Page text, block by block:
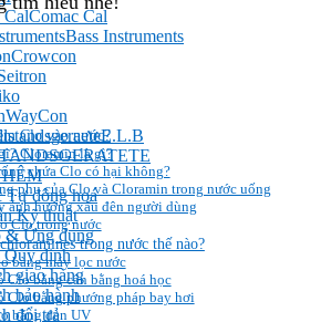
Comac Cal
Bass Instruments
Crowcon
WayCon
E.L.B
Tự đông hoá
Kỹ thuật
& Ứng dụng
định
giao hàng
bảo hành
đổi trả
Clo vào nước?
Cloramin là gì?
chứa Clo có hại không?
phụ của Clo và Cloramin trong nước uống
ảnh hướng xấu đên người dùng
Clo trong nước
trong nước thế nào?
bàng máy lọc nước
Clo bằng cân bằng hoá học
Clo bằng phướng pháp bay hơi
bằng đèn UV